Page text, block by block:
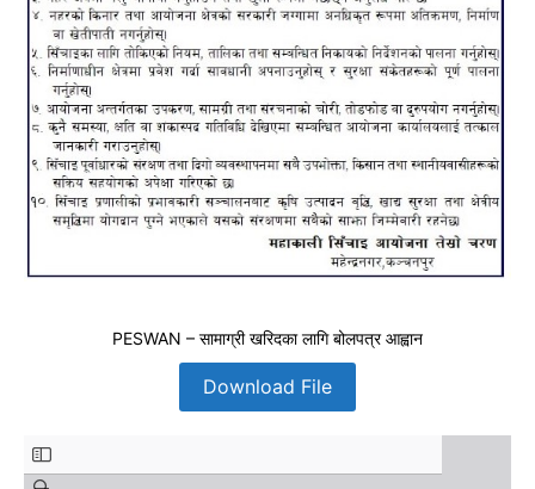
PESWAN – सामाग्री खरिदका लागि बोलपत्र आह्वान
Download File